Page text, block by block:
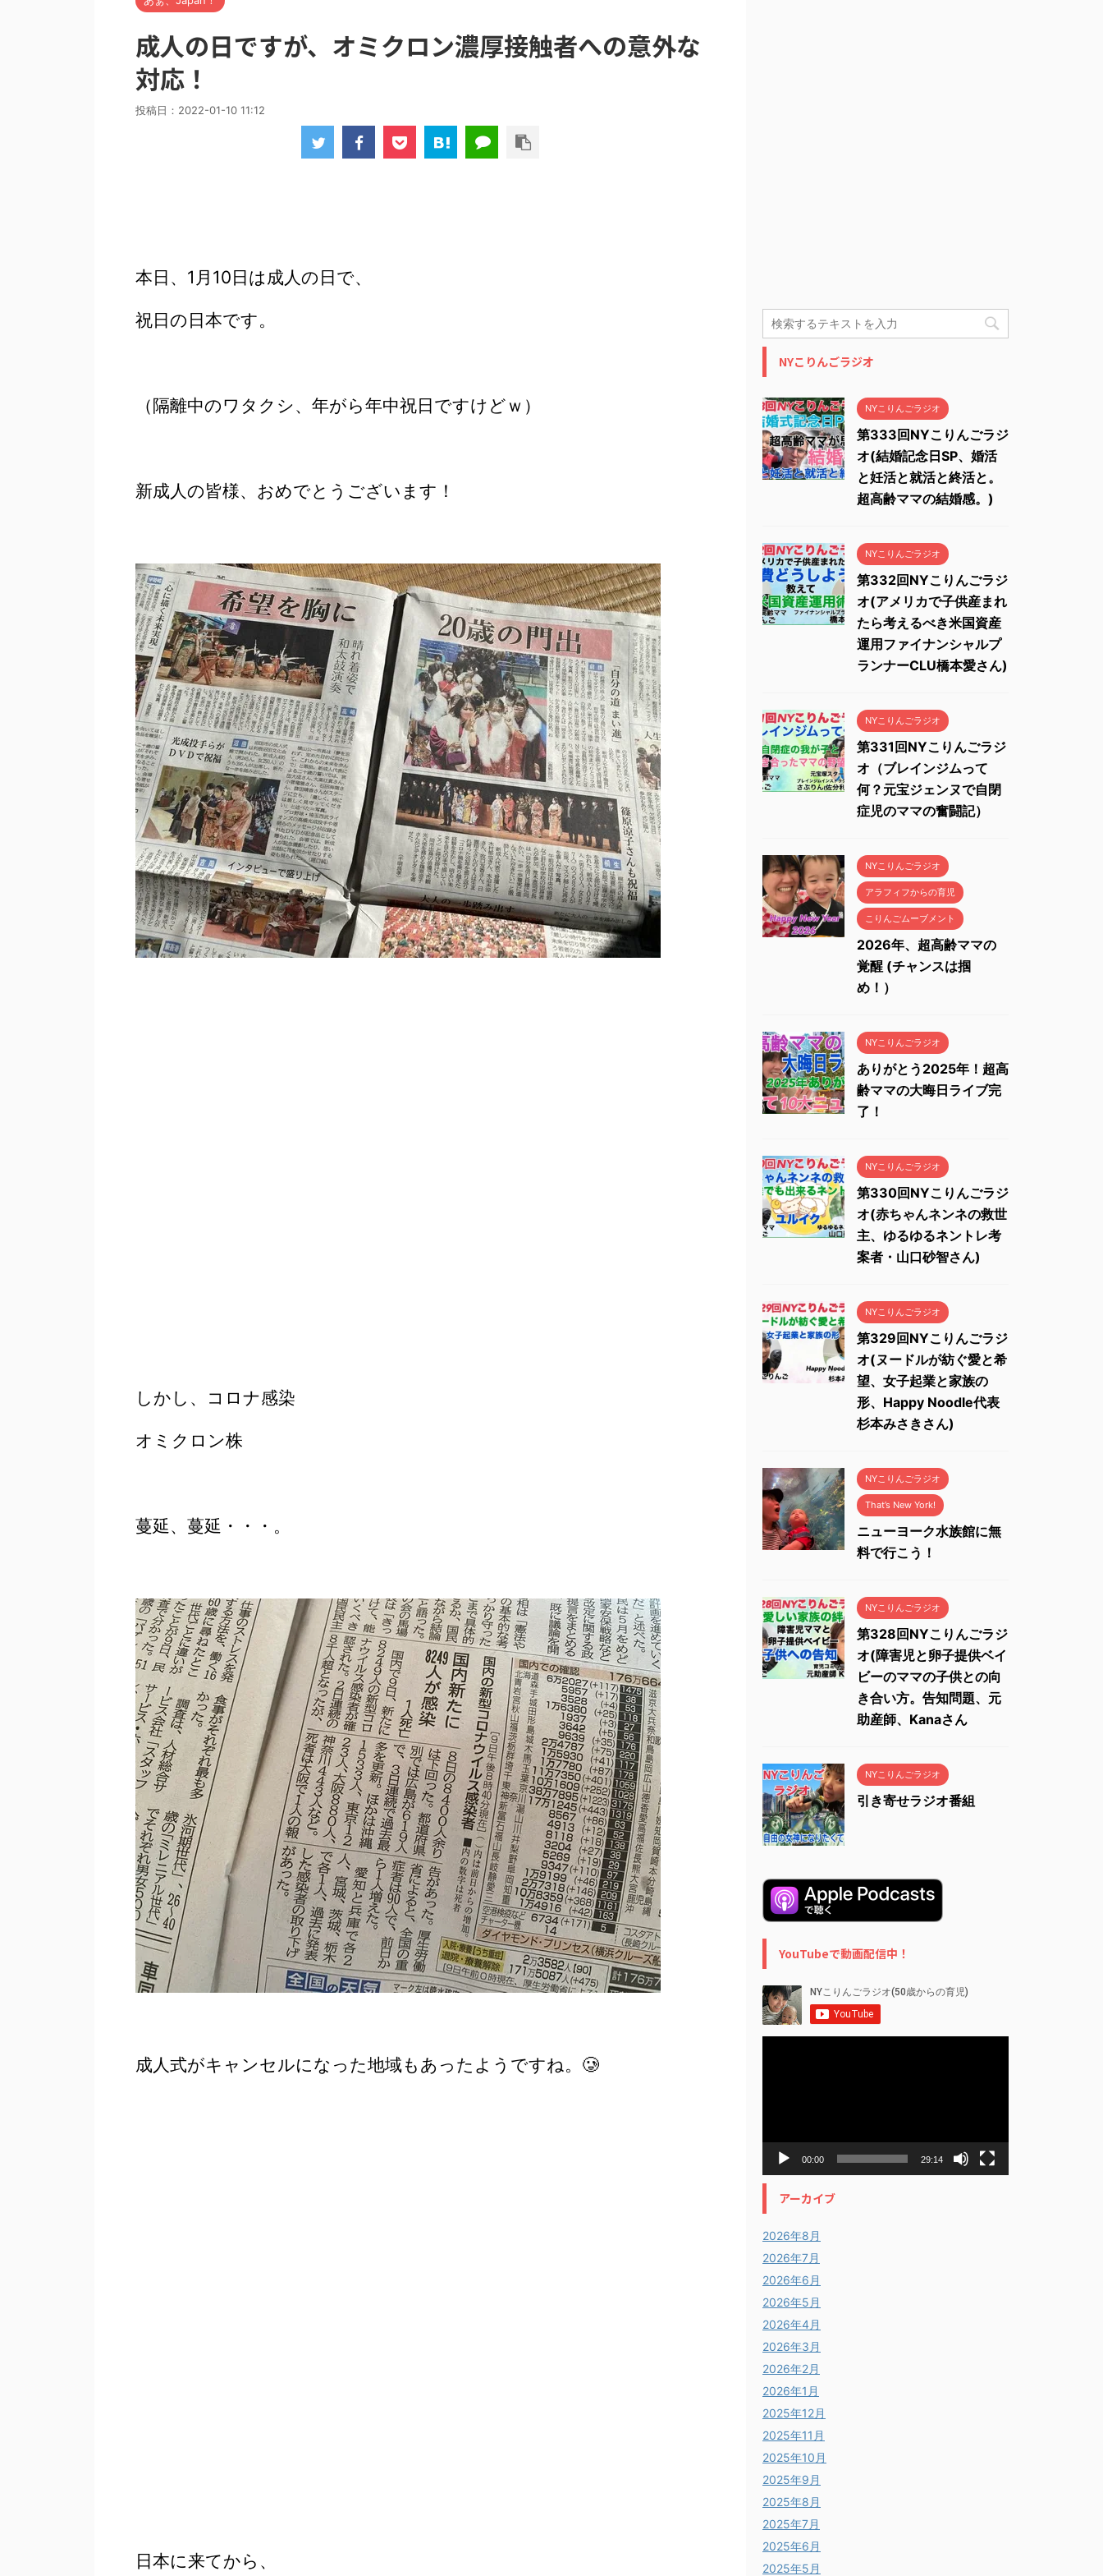
成人の日ですが、オミクロン濃厚接触者への意外な
対応！
投稿日： 2022-01-10 11:12
本日、1月10日は成人の日で、
祝日の日本です。
（隔離中のワタクシ、年がら年中祝日ですけどｗ）
新成人の皆様、おめでとうございます！
しかし、コロナ感染
オミクロン株
蔓延、蔓延・・・。
成人式がキャンセルになった地域もあったようですね。🥲
日本に来てから、
NYこりんごラジオ
NYこりんごラジオ
第333回NYこりんごラジ
オ(結婚記念日SP、婚活
と妊活と就活と終活と。
超高齢ママの結婚感。)
NYこりんごラジオ
第332回NYこりんごラジ
オ(アメリカで子供産まれ
たら考えるべき米国資産
運用ファイナンシャルプ
ランナーCLU橋本愛さん)
NYこりんごラジオ
第331回NYこりんごラジ
オ（ブレインジムって
何？元宝ジェンヌで自閉
症児のママの奮闘記）
NYこりんごラジオ
アラフィフからの育児
こりんごムーブメント
2026年、超高齢ママの
覚醒 (チャンスは掴
め！）
NYこりんごラジオ
ありがとう2025年！超高
齢ママの大晦日ライブ完
了！
NYこりんごラジオ
第330回NYこりんごラジ
オ(赤ちゃんネンネの救世
主、ゆるゆるネントレ考
案者・山口砂智さん)
NYこりんごラジオ
第329回NYこりんごラジ
オ(ヌードルが紡ぐ愛と希
望、女子起業と家族の
形、Happy Noodle代表
杉本みさきさん)
NYこりんごラジオ
That’s New York!
ニューヨーク水族館に無
料で行こう！
NYこりんごラジオ
第328回NYこりんごラジ
オ(障害児と卵子提供ベイ
ビーのママの子供との向
き合い方。告知問題、元
助産師、Kanaさん
NYこりんごラジオ
引き寄せラジオ番組
YouTubeで動画配信中！
00:00 29:14
アーカイブ
2026年8月
2026年7月
2026年6月
2026年5月
2026年4月
2026年3月
2026年2月
2026年1月
2025年12月
2025年11月
2025年10月
2025年9月
2025年8月
2025年7月
2025年6月
2025年5月